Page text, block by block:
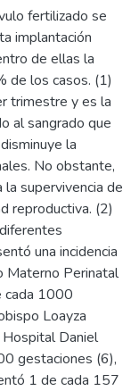
fertilizado se
implantación
de ellas la
de los casos. (1)
trimestre y es la
al sangrado que
la
No obstante,
supervivencia de
reproductiva. (2)
una incidencia
Materno Perinatal
cada 1000
Loayza
Daniel
gestaciones (6),
1 de cada 157